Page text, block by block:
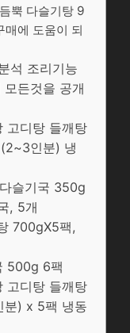
뿍 다슬기탕 9
매에 도움이 되
석 조리기능
든것을 공개
고디탕 들깨탕
인분) 냉
슬기국 350g
, 5개
700gX5팩,
500g 6팩
고디탕 들깨탕
분) x 5팩 냉동